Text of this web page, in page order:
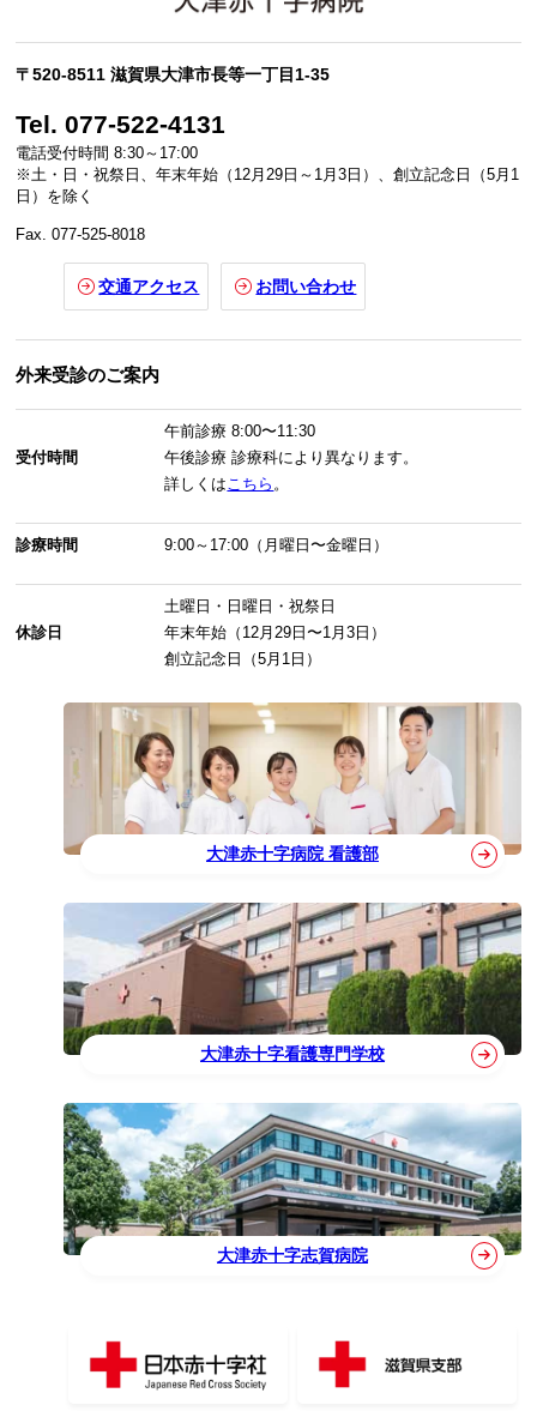
〒520-8511 滋賀県大津市長等一丁目1-35
Tel. 077-522-4131
電話受付時間 8:30～17:00
※土・日・祝祭日、年末年始（12月29日～1月3日）、創立記念日（5月1
日）を除く
Fax. 077-525-8018
交通アクセス お問い合わせ
外来受診のご案内
受付時間
午前診療8:00〜11:30
午後診療診療科により異なります。
詳しくはこちら 。
診療時間 9:00～17:00（月曜日〜金曜日）
休診日
土曜日・日曜日・祝祭日
年末年始（12月29日〜1月3日）
創立記念日（5月1日）
大津赤十字病院 看護部
大津赤十字看護専門学校
大津赤十字志賀病院